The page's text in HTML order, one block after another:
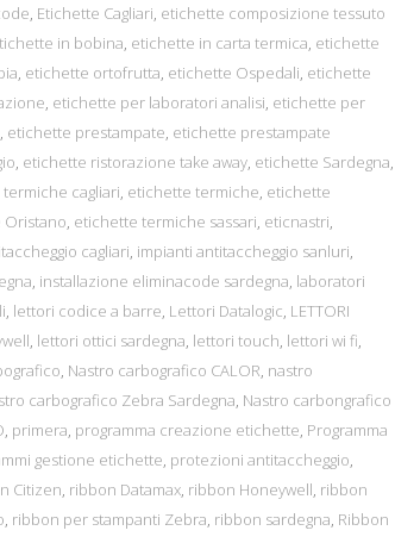
, Etichette Cagliari, etichette composizione tessuto
in bobina, etichette in carta termica, etichette
, etichette ortofrutta, etichette Ospedali, etichette
, etichette per laboratori analisi, etichette per
, etichette prestampate, etichette prestampate
, etichette ristorazione take away, etichette Sardegna,
cagliari, etichette termiche, etichette
Oristano, etichette termiche sassari, eticnastri,
cagliari, impianti antitaccheggio sanluri,
, installazione eliminacode sardegna, laboratori
, lettori codice a barre, Lettori Datalogic, LETTORI
, lettori ottici sardegna, lettori touch, lettori wi fi,
, Nastro carbografico CALOR, nastro
carbografico Zebra Sardegna, Nastro carbongrafico
, primera, programma creazione etichette, Programma
gestione etichette, protezioni antitaccheggio,
Citizen, ribbon Datamax, ribbon Honeywell, ribbon
, ribbon per stampanti Zebra, ribbon sardegna, Ribbon